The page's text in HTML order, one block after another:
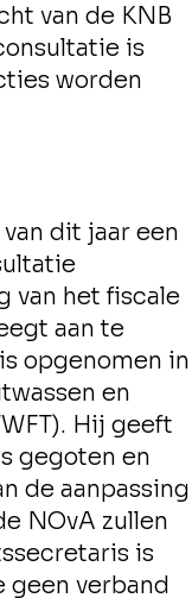
van de KNB
is
worden
dit jaar een
van het fiscale
aan te
opgenomen in
en
Hij geeft
gegoten en
de aanpassing
NOvA zullen
is
geen verband